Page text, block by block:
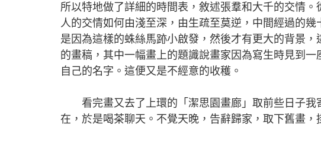
所以特地做了詳細的時間表，敘述張羣和大千的交情
人的交情如何由淺至深，由生疏至莫逆，中間經過的
是因為這樣的蛛絲馬跡小啟發，然後才有更大的背景
的畫稿，其中一幅畫上的題識說畫家因為寫生時見到
自己的名字。這便又是不經意的收穫。
看完畫又去了上環的「潔思園畫廊」取前些日子我
在，於是喝茶聊天。不覺天晚，告辭歸家，取下舊畫，